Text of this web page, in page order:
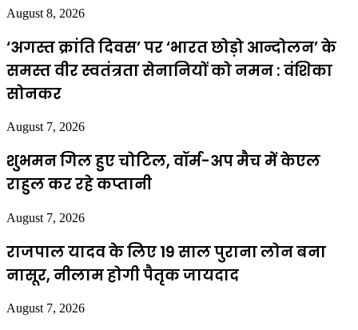
August 8, 2026
‘अगस्त क्रांति दिवस’ पर ‘भारत छोड़ो आन्दोलन’ के
समस्त वीर स्वतंत्रता सेनानियों को नमन : वंशिका
सोनकर
August 7, 2026
शुभमन गिल हुए चोटिल, वॉर्म-अप मैच में केएल
राहुल कर रहे कप्तानी
August 7, 2026
राजपाल यादव के लिए 19 साल पुराना लोन बना
नासूर, नीलाम होगी पैतृक जायदाद
August 7, 2026